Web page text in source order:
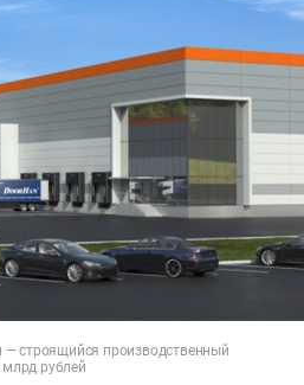
строящийся производственный
млрд рублей